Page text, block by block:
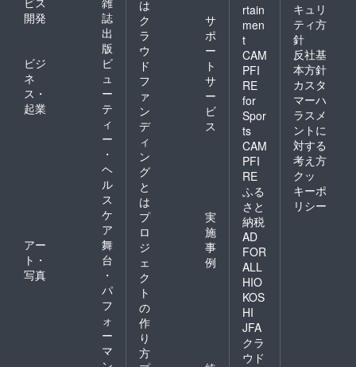
開発
誌
出
版
ビジ
ネ
ス・
起業
ビ
ュ
ー
テ
ィ
ー
・
ヘ
ル
ス
ケ
ア
アー
ト・
写真
舞
台
・
パ
フ
ォ
ー
マ
は
ク
ラ
ウ
ド
フ
ァ
ン
デ
ィ
ン
グ
と
は
サ
ポ
ー
ト
サ
ー
ビ
ス
プ
ロ
ジ
ェ
ク
ト
の
作
り
方
実
施
事
例
rtain
men
t
CAM
PFI
RE
for
Spor
ts
CAM
PFI
RE
ふる
さと
納税
AD
FOR
ALL
HIO
KOS
HI
JFA
クラ
ウド
キュリ
ティ方
針
反社基
本方針
カスタ
マーハ
ラスメ
ントに
対する
考え方
クッ
キーポ
リシー